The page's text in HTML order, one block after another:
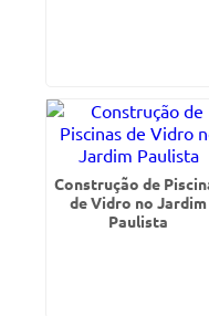
Construção de
de Vidro no Jardim
Paulista